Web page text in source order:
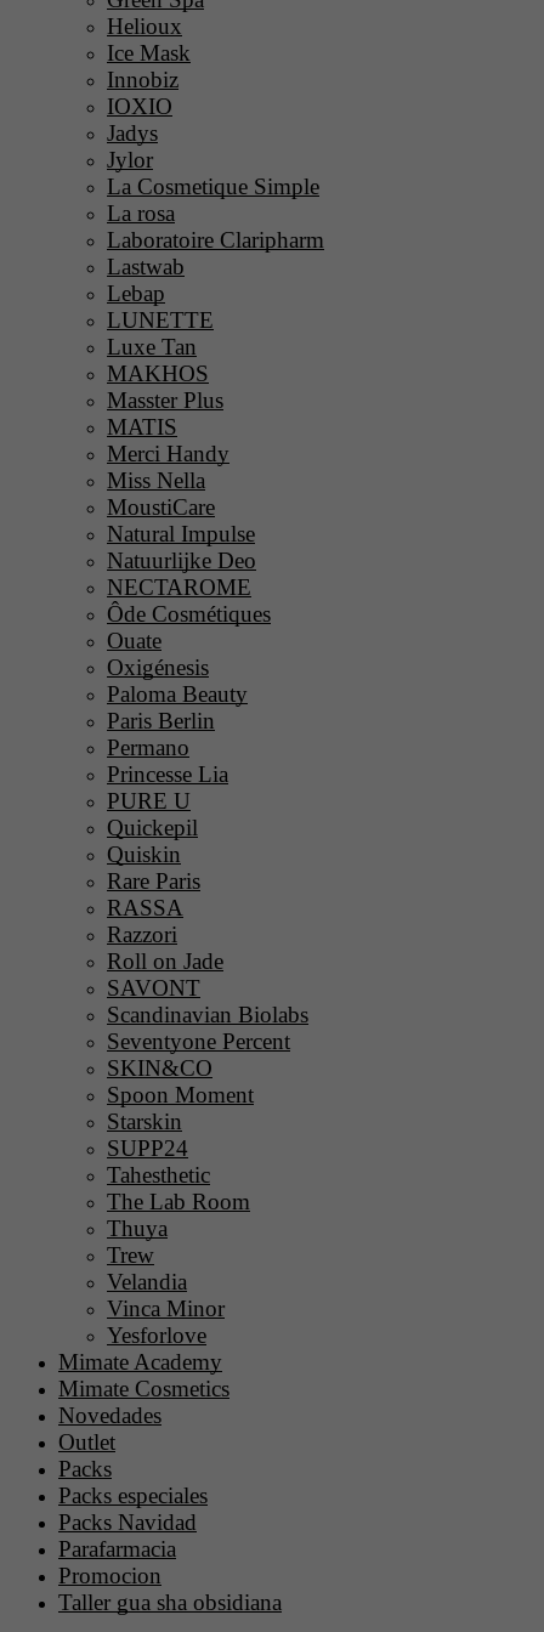
Helioux
Ice Mask
Innobiz
IOXIO
Jadys
Jylor
La Cosmetique Simple
La rosa
Laboratoire Claripharm
Lastwab
Lebap
LUNETTE
Luxe Tan
MAKHOS
Masster Plus
MATIS
Merci Handy
Miss Nella
MoustiCare
Natural Impulse
Natuurlijke Deo
NECTAROME
Ôde Cosmétiques
Ouate
Oxigénesis
Paloma Beauty
Paris Berlin
Permano
Princesse Lia
PURE U
Quickepil
Quiskin
Rare Paris
RASSA
Razzori
Roll on Jade
SAVONT
Scandinavian Biolabs
Seventyone Percent
SKIN&CO
Spoon Moment
Starskin
SUPP24
Tahesthetic
The Lab Room
Thuya
Trew
Velandia
Vinca Minor
Yesforlove
Mimate Academy
Mimate Cosmetics
Novedades
Outlet
Packs
Packs especiales
Packs Navidad
Parafarmacia
Promocion
Taller gua sha obsidiana